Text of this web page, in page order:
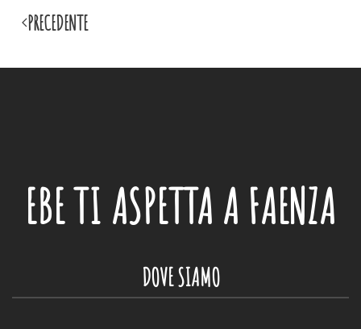
PRECEDENTE
EBETI ASPETTA A FAENZA
DOVE SIAMO